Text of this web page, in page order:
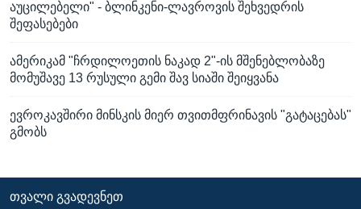
აუცილებელი" - ბლინკენი-ლავროვის შეხვედრის
შეფასებები
ამერიკამ "ჩრდილოეთის ნაკად 2"-ის მშენებლობაზე
მომუშავე 13 რუსული გემი შავ სიაში შეიყვანა
ევროკავშირი მინსკის მიერ თვითმფრინავის "გატაცებას"
გმობს
ᲗᲕᲐᲚᲘ ᲒᲕᲐᲓᲔᲕᲜᲔᲗ